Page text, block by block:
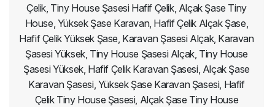
Çelik, Tiny House Şasesi Hafif Çelik, Alçak Şase Tiny
House, Yüksek Şase Karavan, Hafif Çelik Alçak Şase,
Hafif Çelik Yüksek Şase, Karavan Şasesi Alçak, Karavan
Şasesi Yüksek, Tiny House Şasesi Alçak, Tiny House
Şasesi Yüksek, Hafif Çelik Karavan Şasesi, Alçak Şase
Karavan Şasesi, Yüksek Şase Karavan Şasesi, Hafif
Çelik Tiny House Şasesi, Alçak Şase Tiny House